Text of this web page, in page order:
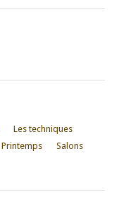
Les techniques
Printemps
Salons